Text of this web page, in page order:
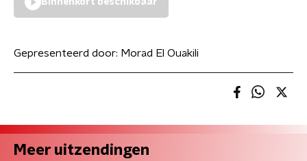
Binnenkort beschikbaar
Gepresenteerd door: Morad El Ouakili
Meer uitzendingen